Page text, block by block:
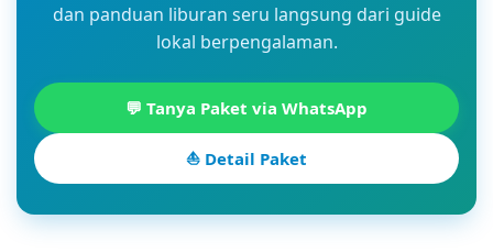
dan panduan liburan seru langsung dari guide
lokal berpengalaman.
💬 Tanya Paket via WhatsApp
⛵ Detail Paket